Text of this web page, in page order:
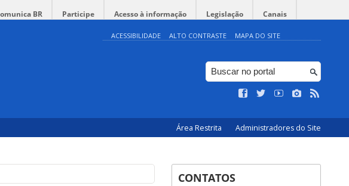
BR Participe Acesso à informação Legislação Canais
ACESSIBILIDADE ALTO CONTRASTE MAPA DO SITE
Área Restrita Administradores do Site
CONTATOS